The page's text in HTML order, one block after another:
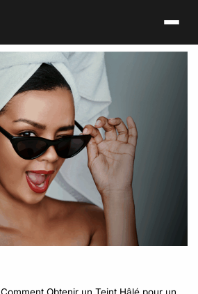
Comment Obtenir un Teint Hâlé pour un